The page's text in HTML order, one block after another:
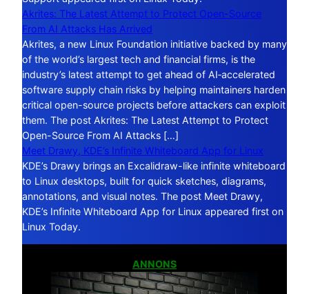
Akrites: The Latest Attempt to Protect Open-Source
From AI Attacks Has Arrived
Akrites, a new Linux Foundation initiative backed by many
of the world’s largest tech and financial firms, is the
industry’s latest attempt to get ahead of AI‑accelerated
software supply chain risks by helping maintainers harden
critical open-source projects before attackers can exploit
them. The post Akrites: The Latest Attempt to Protect
Open-Source From AI Attacks […]
Meet Drawy, KDE’s Infinite Whiteboard App for Linux
KDE’s Drawy brings an Excalidraw-like infinite whiteboard
to Linux desktops, built for quick sketches, diagrams,
annotations, and visual notes. The post Meet Drawy,
KDE’s Infinite Whiteboard App for Linux appeared first on
Linux Today.
ANNONS